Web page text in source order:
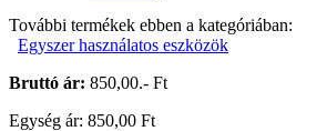
További termékek ebben a kategóriában:
Egyszer használatos eszközök
Bruttó ár: 850,00.- Ft
Egység ár: 850,00 Ft